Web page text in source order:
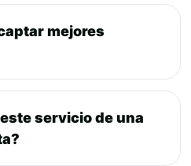
mejores
servicio de una